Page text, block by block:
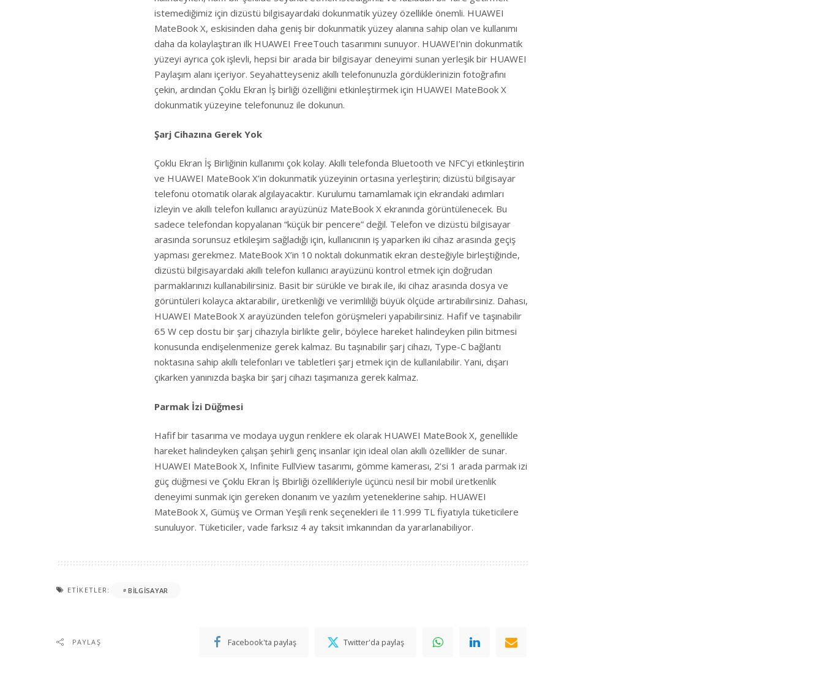
istemediğimiz için dizüstü bilgisayardaki dokunmatik yüzey özellikle önemli. HUAWEI
MateBook X, eskisinden daha geniş bir dokunmatik yüzey alanına sahip olan ve kullanımı
daha da kolaylaştıran ilk HUAWEI FreeTouch tasarımını sunuyor. HUAWEI’nin dokunmatik
yüzeyi ayrıca çok işlevli, hepsi bir arada bir bilgisayar deneyimi sunan yerleşik bir HUAWEI
Paylaşım alanı içeriyor. Seyahatteyseniz akıllı telefonunuzla gördüklerinizin fotoğrafını
çekin, ardından Çoklu Ekran İş birliği özelliğini etkinleştirmek için HUAWEI MateBook X
dokunmatik yüzeyine telefonunuz ile dokunun.
Şarj Cihazına Gerek Yok
Çoklu Ekran İş Birliğinin kullanımı çok kolay. Akıllı telefonda Bluetooth ve NFC’yi etkinleştirin
ve HUAWEI MateBook X’in dokunmatik yüzeyinin ortasına yerleştirin; dizüstü bilgisayar
telefonu otomatik olarak algılayacaktır. Kurulumu tamamlamak için ekrandaki adımları
izleyin ve akıllı telefon kullanıcı arayüzünüz MateBook X ekranında görüntülenecek. Bu
sadece telefondan kopyalanan “küçük bir pencere” değil. Telefon ve dizüstü bilgisayar
arasında sorunsuz etkileşim sağladığı için, kullanıcının iş yaparken iki cihaz arasında geçiş
yapması gerekmez. MateBook X’in 10 noktalı dokunmatik ekran desteğiyle birleştiğinde,
dizüstü bilgisayardaki akıllı telefon kullanıcı arayüzünü kontrol etmek için doğrudan
parmaklarınızı kullanabilirsiniz. Basit bir sürükle ve bırak ile, iki cihaz arasında dosya ve
görüntüleri kolayca aktarabilir, üretkenliği ve verimliliği büyük ölçüde artırabilirsiniz. Dahası,
HUAWEI MateBook X arayüzünden telefon görüşmeleri yapabilirsiniz. Hafif ve taşınabilir
65 W cep dostu bir şarj cihazıyla birlikte gelir, böylece hareket halindeyken pilin bitmesi
konusunda endişelenmenize gerek kalmaz. Bu taşınabilir şarj cihazı, Type-C bağlantı
noktasına sahip akıllı telefonları ve tabletleri şarj etmek için de kullanılabilir. Yani, dışarı
çıkarken yanınızda başka bir şarj cihazı taşımanıza gerek kalmaz.
Parmak İzi Düğmesi
Hafif bir tasarıma ve modaya uygun renklere ek olarak HUAWEI MateBook X, genellikle
hareket halindeyken çalışan şehirli genç insanlar için ideal olan akıllı özellikler de sunar.
HUAWEI MateBook X, Infinite FullView tasarımı, gömme kamerası, 2’si 1 arada parmak izi
güç düğmesi ve Çoklu Ekran İş Bbirliği özellikleriyle üçüncü nesil bir mobil üretkenlik
deneyimi sunmak için gereken donanım ve yazılım yeteneklerine sahip. HUAWEI
MateBook X, Gümüş ve Orman Yeşili renk seçenekleri ile 11.999 TL fiyatıyla tüketicilere
sunuluyor. Tüketiciler, vade farksız 4 ay taksit imkanından da yararlanabiliyor.
ETIKETLER: BILGISAYAR
PAYLAŞ Facebook'ta paylaş Twitter'da paylaş